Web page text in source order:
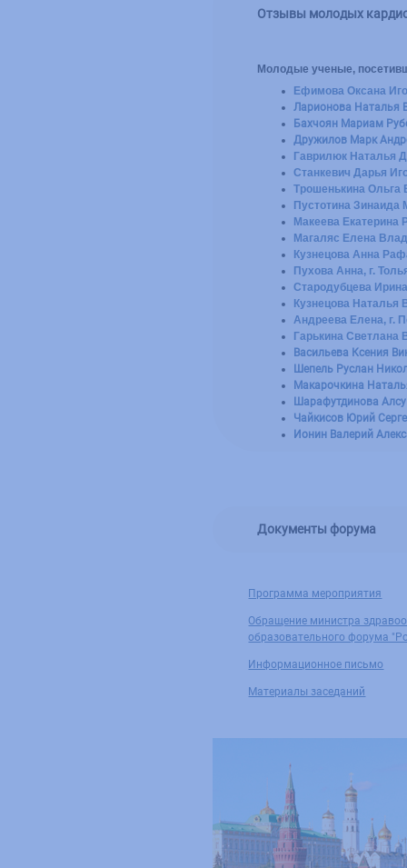
Отзывы молодых
Молодые ученые,
Ефимова Оксана
Ларионова Наталья
Бахчоян Мариам
Дружилов Марк
Гаврилюк Наталья
Станкевич Дарья
Трошенькина Ольга
Пустотина Зинаида
Макеева Екатерина
Магаляс Елена
Кузнецова Анна
Пухова Анна, г.
Стародубцева
Кузнецова Наталья
Андреева Елена, г.
Гарькина Светлана
Васильева Ксения
Шепель Руслан
Макарочкина
Шарафутдинова
Чайкисов Юрий
Ионин Валерий
Документы форума
Программа мероприятия
Обращение министра
образовательного форума
Информационное письмо
Материалы заседаний